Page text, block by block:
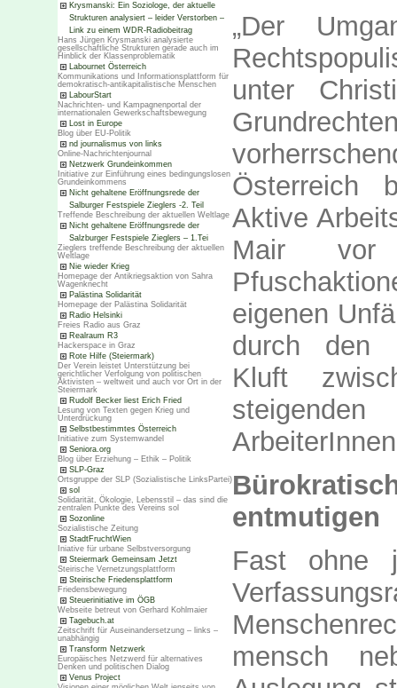
Krysmanski: Ein Soziologe, der aktuelle
Strukturen analysiert – leider Verstorben –
Link zu einem WDR-Radiobeitrag
Hans Jürgen Krysmanski analysierte
gesellschaftliche Strukturen gerade auch im
Hinblick der Klassenproblematik
Labournet Österreich
Kommunikations und Informationsplattform für
demokratisch-antikapitalistische Menschen
LabourStart
Nachrichten- und Kampagnenportal der
internationalen Gewerkschaftsbewegung
Lost in Europe
Blog über EU-Politik
nd journalismus von links
Online-Nachrichtenjournal
Netzwerk Grundeinkommen
Initiative zur Einführung eines bedingungslosen
Grundeinkommens
Nicht gehaltene Eröffnungsrede der
Salburger Festspiele Zieglers -2. Teil
Treffende Beschreibung der aktuellen Weltlage
Nicht gehaltene Eröffnungsrede der
Salzburger Festspiele Zieglers – 1.Tei
Zieglers treffende Beschreibung der aktuellen
Weltlage
Nie wieder Krieg
Homepage der Antikriegsaktion von Sahra
Wagenknecht
Palästina Solidarität
Homepage der Palästina Solidarität
Radio Helsinki
Freies Radio aus Graz
Realraum R3
Hackerspace in Graz
Rote Hilfe (Steiermark)
Der Verein leistet Unterstützung bei
gerichtlicher Verfolgung von politischen
Aktivisten – weltweit und auch vor Ort in der
Steiermark
Rudolf Becker liest Erich Fried
Lesung von Texten gegen Krieg und
Unterdrückung
Selbstbestimmtes Österreich
Initiative zum Systemwandel
Seniora.org
Blog über Erziehung – Ethik – Politik
SLP-Graz
Ortsgruppe der SLP (Sozialistische LinksPartei)
sol
Solidarität, Ökologie, Lebensstil – das sind die
zentralen Punkte des Vereins sol
Sozonline
Sozialistische Zeitung
StadtFruchtWien
Iniative für urbane Selbstversorgung
Steiermark Gemeinsam Jetzt
Steirische Vernetzungsplattform
Steirische Friedensplattform
Friedensbewegung
Steuerinitiative im ÖGB
Webseite betreut von Gerhard Kohlmaier
Tagebuch.at
Zeitschrift für Auseinandersetzung – links –
unabhängig
Transform Netzwerk
Europäisches Netzwerd für alternatives
Denken und politischen Dialog
Venus Project
„Der
unter
Österreich
Aktive
Mair vor
eigenen
durch den
Kluft
entmutigen
Fast ohne
mensch